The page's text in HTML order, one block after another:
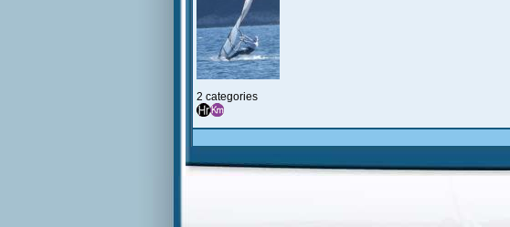
2 categories